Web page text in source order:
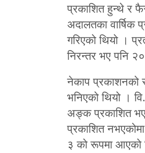
प्रकाशित हुन्थे र
अदालतका वार्षिक
गरिएको थियो ।
निरन्तर भए पनि
नेकाप
भनिएको थियो ।
अङ्क प्रकाशित
प्रकाशित
३ को रूपमा आएको